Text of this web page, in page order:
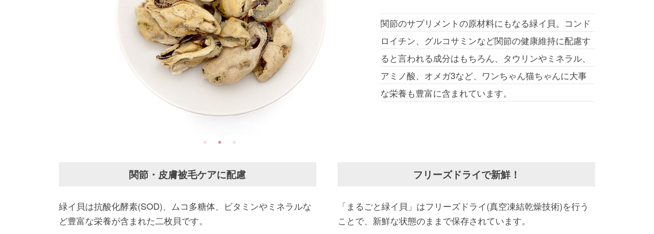
関節のサプリメントの原材料にもなる緑イ貝。コンド
ロイチン、グルコサミンなど関節の健康維持に配慮す
ると言われる成分はもちろん、タウリンやミネラル、
アミノ酸、オメガ3など、ワンちゃん猫ちゃんに大事
な栄養も豊富に含まれています。
関節・皮膚被毛ケアに配慮
緑イ貝は抗酸化酵素(SOD)、ムコ多糖体、ビタミンやミネラルな
ど豊富な栄養が含まれた二枚貝です。
フリーズドライで新鮮！
「まるごと緑イ貝」はフリーズドライ(真空凍結乾燥技術)を行う
ことで、新鮮な状態のままで保存されています。